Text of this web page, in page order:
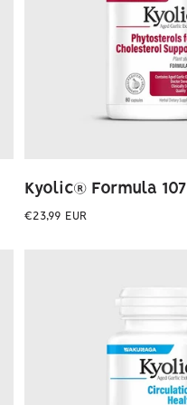
Kyolic® Formula 107
Preço
€23,99 EUR